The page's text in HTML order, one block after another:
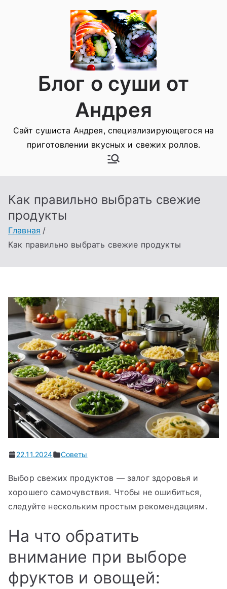
Блог о суши от
Андрея
Сайт сушиста Андрея, специализирующегося на
приготовлении вкусных и свежих роллов.
Как правильно выбрать свежие
продукты
Главная
Как правильно выбрать свежие продукты
22.11.2024 Советы
Выбор свежих продуктов — залог здоровья и
хорошего самочувствия. Чтобы не ошибиться,
следуйте нескольким простым рекомендациям.
На что обратить
внимание при выборе
фруктов и овощей: